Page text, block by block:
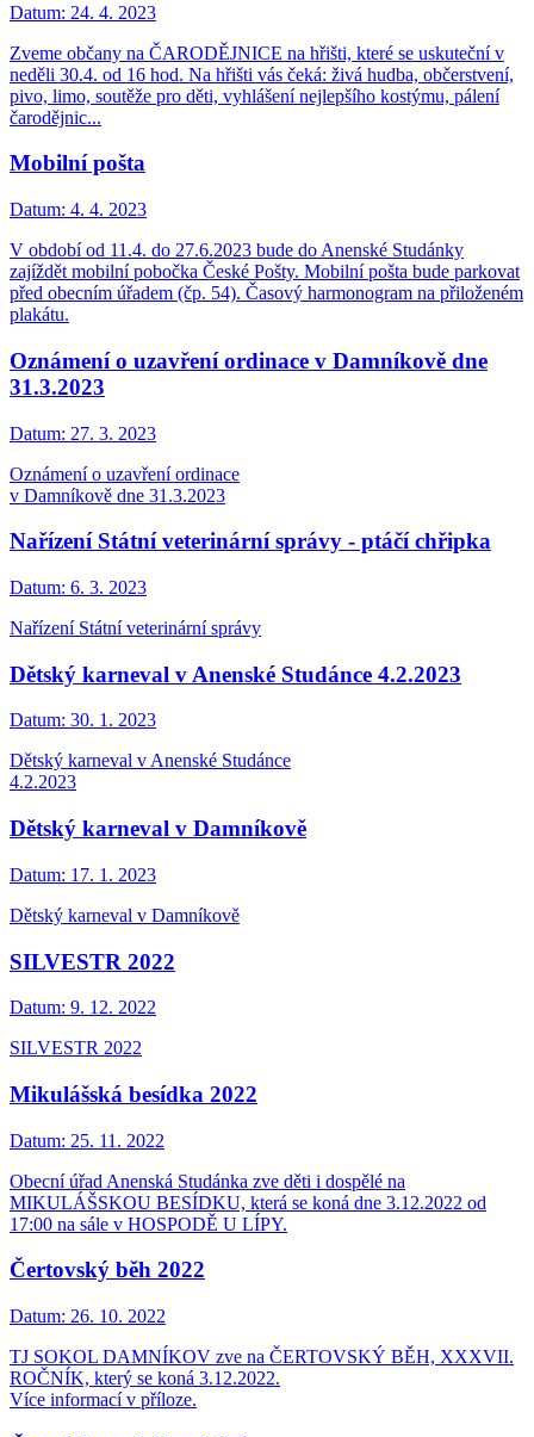
Datum: 24. 4. 2023
Zveme občany na ČARODĚJNICE na hřišti, které se uskuteční v
neděli 30.4. od 16 hod. Na hřišti vás čeká: živá hudba, občerstvení,
pivo, limo, soutěže pro děti, vyhlášení nejlepšího kostýmu, pálení
čarodějnic...
Mobilní pošta
Datum: 4. 4. 2023
V období od 11.4. do 27.6.2023 bude do Anenské Studánky
zajíždět mobilní pobočka České Pošty. Mobilní pošta bude parkovat
před obecním úřadem (čp. 54). Časový harmonogram na přiloženém
plakátu.
Oznámení o uzavření ordinace v Damníkově dne
31.3.2023
Datum: 27. 3. 2023
Oznámení o uzavření ordinace
v Damníkově dne 31.3.2023
Nařízení Státní veterinární správy - ptáčí chřipka
Datum: 6. 3. 2023
Nařízení Státní veterinární správy
Dětský karneval v Anenské Studánce 4.2.2023
Datum: 30. 1. 2023
Dětský karneval v Anenské Studánce
4.2.2023
Dětský karneval v Damníkově
Datum: 17. 1. 2023
Dětský karneval v Damníkově
SILVESTR 2022
Datum: 9. 12. 2022
SILVESTR 2022
Mikulášská besídka 2022
Datum: 25. 11. 2022
Obecní úřad Anenská Studánka zve děti i dospělé na
MIKULÁŠSKOU BESÍDKU, která se koná dne 3.12.2022 od
17:00 na sále v HOSPODĚ U LÍPY.
Čertovský běh 2022
Datum: 26. 10. 2022
TJ SOKOL DAMNÍKOV zve na ČERTOVSKÝ BĚH, XXXVII.
ROČNÍK, který se koná 3.12.2022.
Více informací v příloze.